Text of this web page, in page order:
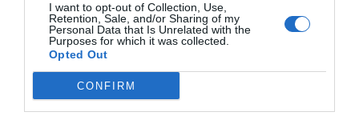
I want to opt-out of Collection, Use,
Retention, Sale, and/or Sharing of my
Personal Data that Is Unrelated with the
Purposes for which it was collected.
Opted Out
CONFIRM